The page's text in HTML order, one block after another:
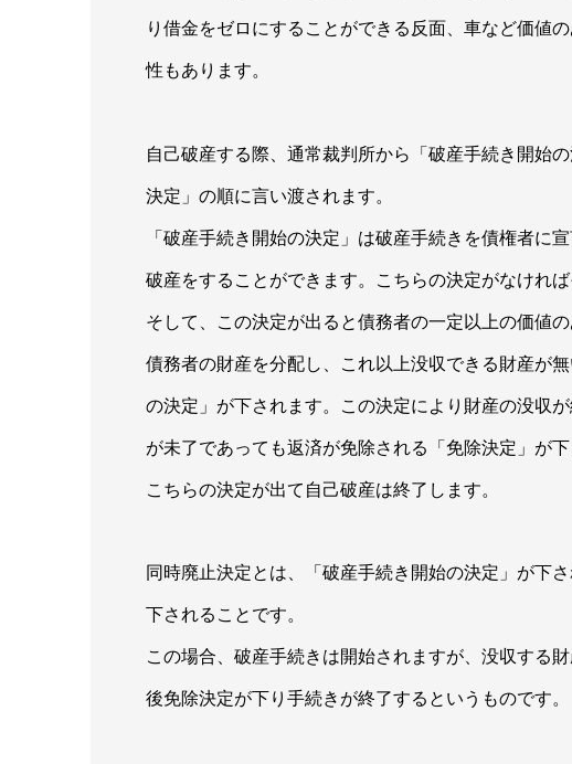
り借金をゼロにすることができる反面、車など価値
性もあります。
自己破産する際、通常裁判所から「破産手続き開
決定」の順に言い渡されます。
「破産手続き開始の決定」は破産手続きを債権者に
破産をすることができます。こちらの決定がなけれ
そして、この決定が出ると債務者の一定以上の価値
債務者の財産を分配し、これ以上没収できる財産が
の決定」が下されます。この決定により財産の没収
が未了であっても返済が免除される「免除決定」が下
こちらの決定が出て自己破産は終了します。
同時廃止決定とは、「破産手続き開始の決定」が下
下されることです。
この場合、破産手続きは開始されますが、没収する
後免除決定が下り手続きが終了するというものです。